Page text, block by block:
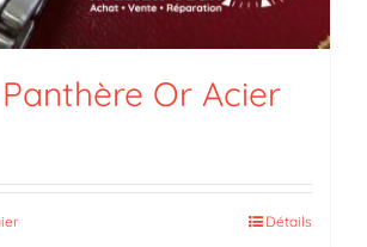
Or Acier
Détails